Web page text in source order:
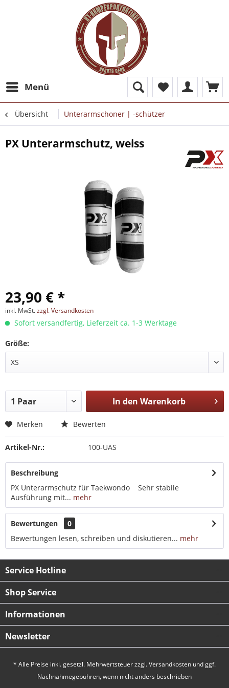
Menü
Übersicht Unterarmschoner | -schützer
PX Unterarmschutz, weiss
23,90 € *
inkl. MwSt.zzgl. Versandkosten
Sofort versandfertig, Lieferzeit ca. 1-3 Werktage
Größe:
In den Warenkorb
Merken Bewerten
Artikel-Nr.: 100-UAS
Beschreibung
PX Unterarmschutz für Taekwondo Sehr stabile
Ausführung mit... mehr
Bewertungen
0
Bewertungen lesen, schreiben und diskutieren... mehr
Service Hotline
Shop Service
Informationen
Newsletter
* Alle Preise inkl. gesetzl. Mehrwertsteuer zzgl.Versandkosten und ggf.
Nachnahmegebühren, wenn nicht anders beschrieben